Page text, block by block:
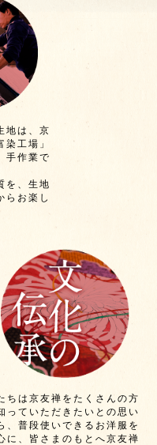
地は、京
染工場」
手作業で
を、生地
らお楽し
ちは京友禅をたくさんの方
っていただきたいとの思い
、普段使いできるお洋服を
に、皆さまのもとへ京友禅